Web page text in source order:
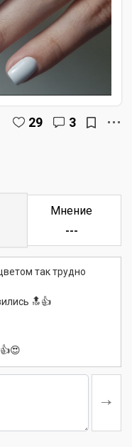
29 3
Мнение
---
так трудно
🔝👍